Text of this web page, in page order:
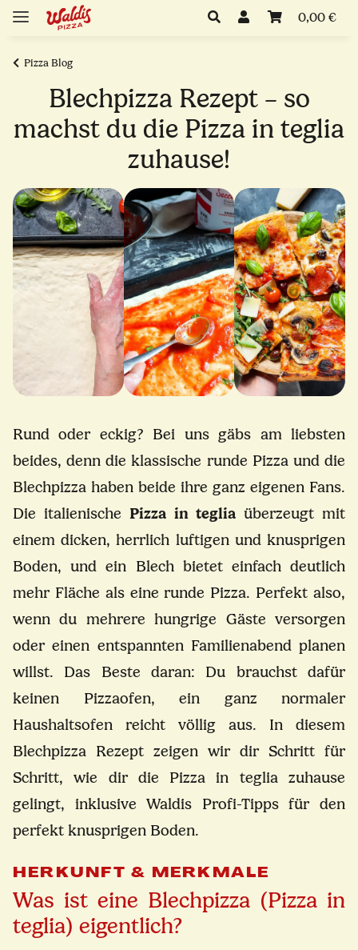
0,00 €
Pizza Blog
Blechpizza Rezept – so
machst du die Pizza in teglia
zuhause!
Rund oder eckig? Bei uns gäbs am liebsten
beides, denn die klassische runde Pizza und die
Blechpizza haben beide ihre ganz eigenen Fans.
Die italienische Pizza in teglia überzeugt mit
einem dicken, herrlich luftigen und knusprigen
Boden, und ein Blech bietet einfach deutlich
mehr Fläche als eine runde Pizza. Perfekt also,
wenn du mehrere hungrige Gäste versorgen
oder einen entspannten Familienabend planen
willst. Das Beste daran: Du brauchst dafür
keinen Pizzaofen, ein ganz normaler
Haushaltsofen reicht völlig aus. In diesem
Blechpizza Rezept zeigen wir dir Schritt für
Schritt, wie dir die Pizza in teglia zuhause
gelingt, inklusive Waldis Profi-Tipps für den
perfekt knusprigen Boden.
HERKUNFT & MERKMALE
Was ist eine Blechpizza (Pizza in
teglia) eigentlich?